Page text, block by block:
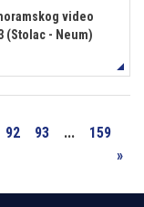
video
(Stolac - Neum)
92 93 ...
159
»